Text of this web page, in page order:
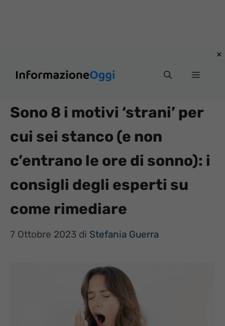
Menu
Sono 8 i motivi ‘strani’ per
cui sei stanco (e non
c’entrano le ore di sonno): i
consigli degli esperti su
come rimediare
7 Ottobre 2023 di Stefania Guerra